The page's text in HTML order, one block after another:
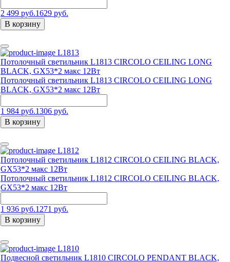
2 499 руб.1629 руб.
В корзину
L1813
Потолочный светильник L1813 CIRCOLO CEILING LONG
BLACK, GX53*2 макс 12Вт
Потолочный светильник L1813 CIRCOLO CEILING LONG
BLACK, GX53*2 макс 12Вт
1 984 руб.1306 руб.
В корзину
L1812
Потолочный светильник L1812 CIRCOLO CEILING BLACK,
GX53*2 макс 12Вт
Потолочный светильник L1812 CIRCOLO CEILING BLACK,
GX53*2 макс 12Вт
1 936 руб.1271 руб.
В корзину
L1810
Подвесной светильник L1810 CIRCOLO PENDANT BLACK,